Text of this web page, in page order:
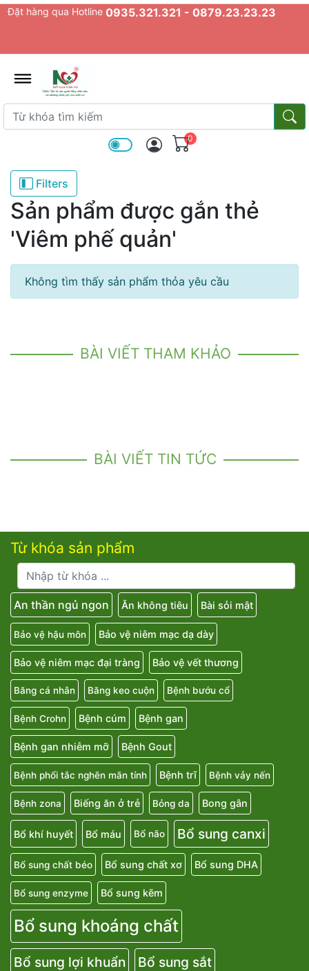
Đặt hàng qua Hotline 0935.321.321 - 0879.23.23.23
Từ khóa tìm kiếm
Từ
0
Filters
Sản phẩm được gắn thẻ
'Viêm phế quản'
Không tìm thấy sản phẩm thỏa yêu cầu
BÀI VIẾT THAM KHẢO
BÀI VIẾT TIN TỨC
Từ khóa sản phẩm
An thần ngủ ngon Ăn không tiêu Bài sỏi mật
Bảo vệ hậu môn Bảo vệ niêm mạc dạ dày
Bảo vệ niêm mạc đại tràng Bảo vệ vết thương
Băng cá nhân Băng keo cuộn Bệnh bướu cổ
Bệnh Crohn Bệnh cúm Bệnh gan
Bệnh gan nhiễm mỡ Bệnh Gout
Bệnh phổi tắc nghẽn mãn tính Bệnh trĩ Bệnh vảy nến
Bệnh zona Biếng ăn ở trẻ Bỏng da Bong gân
Bổ khí huyết Bổ máu Bổ não Bổ sung canxi
Bổ sung chất béo Bổ sung chất xơ Bổ sung DHA
Bổ sung enzyme Bổ sung kẽm
Bổ sung khoáng chất
Bổ sung lợi khuẩn Bổ sung sắt